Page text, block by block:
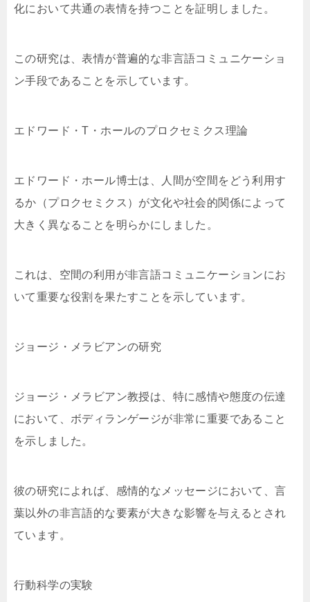
化において共通の表情を持つことを証明しました。
この研究は、表情が普遍的な非言語コミュニケーショ
ン手段であることを示しています。
エドワード・T・ホールのプロクセミクス理論
エドワード・ホール博士は、人間が空間をどう利用す
るか（プロクセミクス）が文化や社会的関係によって
大きく異なることを明らかにしました。
これは、空間の利用が非言語コミュニケーションにお
いて重要な役割を果たすことを示しています。
ジョージ・メラビアンの研究
ジョージ・メラビアン教授は、特に感情や態度の伝達
において、ボディランゲージが非常に重要であること
を示しました。
彼の研究によれば、感情的なメッセージにおいて、言
葉以外の非言語的な要素が大きな影響を与えるとされ
ています。
行動科学の実験